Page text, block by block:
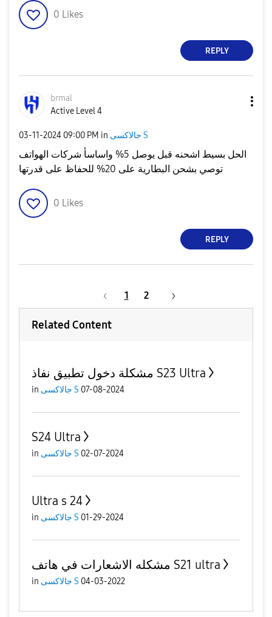
0 Likes
REPLY
brmal
Active Level 4
‎03-11-2024 09:00 PM in جالاكسى S
الحل بسيط اشحنه قبل يوصل 5% واساسأ شركات الهواتف
توصي بشحن البطارية على 20% للحفاظ على قدرتها
0 Likes
REPLY
1 2
Related Content
مشكلة دخول تطبيق نفاذ S23 Ultra
in جالاكسى S 07-08-2024
S24 Ultra
in جالاكسى S 02-07-2024
Ultra s 24
in جالاكسى S 01-29-2024
مشكله الاشعارات في هاتف S21 ultra
in جالاكسى S 04-03-2022